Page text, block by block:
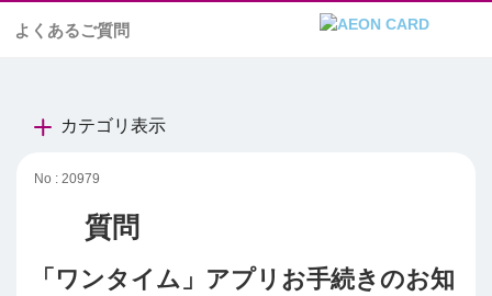
よくあるご質問
カテゴリ表示
No : 20979
「ワンタイム」アプリお手続きのお知